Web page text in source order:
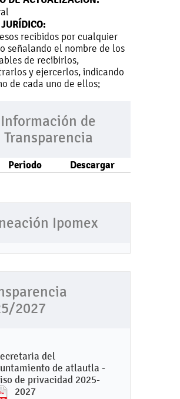
recibidos por cualquier
señalando el nombre de los
de recibirlos,
y ejercerlos, indicando
de cada uno de ellos;
Información de
Transparencia
Periodo Descargar
Ipomex
2027
del
de atlautla -
de privacidad 2025-
2027